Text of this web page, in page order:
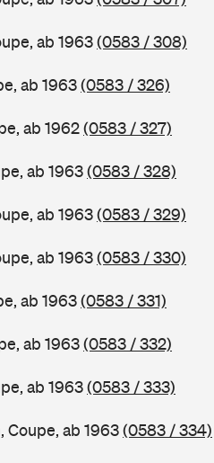
ab 1963(0583 / 308)
ab 1963(0583 / 326)
ab 1962(0583 / 327)
ab 1963(0583 / 328)
ab 1963(0583 / 329)
ab 1963(0583 / 330)
ab 1963(0583 / 331)
ab 1963(0583 / 332)
ab 1963(0583 / 333)
Coupe, ab 1963(0583 / 334)